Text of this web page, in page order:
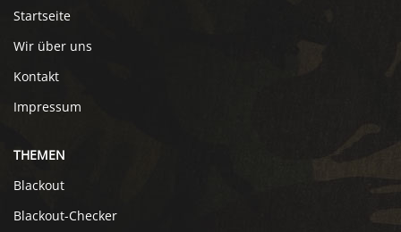
Startseite
Wir über uns
Kontakt
Impressum
THEMEN
Blackout
Blackout-Checker